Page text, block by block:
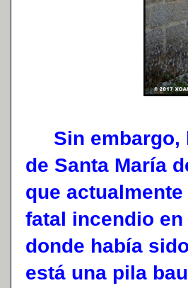
Sin embargo,
de Santa María
que
fatal incendio
donde había
está una pila